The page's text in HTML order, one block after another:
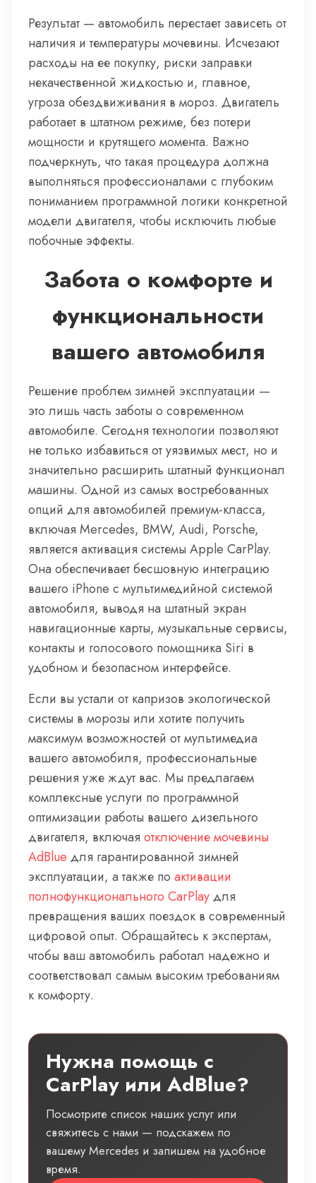
Результат — автомобиль перестает зависеть от
наличия и температуры мочевины. Исчезают
расходы на ее покупку, риски заправки
некачественной жидкостью и, главное,
угроза обездвиживания в мороз. Двигатель
работает в штатном режиме, без потери
мощности и крутящего момента. Важно
подчеркнуть, что такая процедура должна
выполняться профессионалами с глубоким
пониманием программной логики конкретной
модели двигателя, чтобы исключить любые
побочные эффекты.
Забота о комфорте и
функциональности
вашего автомобиля
Решение проблем зимней эксплуатации —
это лишь часть заботы о современном
автомобиле. Сегодня технологии позволяют
не только избавиться от уязвимых мест, но и
значительно расширить штатный функционал
машины. Одной из самых востребованных
опций для автомобилей премиум-класса,
включая Mercedes, BMW, Audi, Porsche,
является активация системы Apple CarPlay.
Она обеспечивает бесшовную интеграцию
вашего iPhone с мультимедийной системой
автомобиля, выводя на штатный экран
навигационные карты, музыкальные сервисы,
контакты и голосового помощника Siri в
удобном и безопасном интерфейсе.
Если вы устали от капризов экологической
системы в морозы или хотите получить
максимум возможностей от мультимедиа
вашего автомобиля, профессиональные
решения уже ждут вас. Мы предлагаем
комплексные услуги по программной
оптимизации работы вашего дизельного
двигателя, включая отключение мочевины
AdBlue для гарантированной зимней
эксплуатации, а также по активации
полнофункционального CarPlayдля
превращения ваших поездок в современный
цифровой опыт. Обращайтесь к экспертам,
чтобы ваш автомобиль работал надежно и
соответствовал самым высоким требованиям
к комфорту.
Нужна помощь с
CarPlay или AdBlue?
Посмотрите список наших услуг или
свяжитесь с нами — подскажем по
вашему Mercedes и запишем на удобное
время.